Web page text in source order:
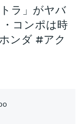
ラ」がヤバ
コンポは時
ンダ #アク